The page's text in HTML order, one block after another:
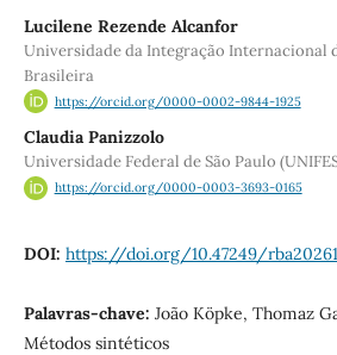
Lucilene Rezende Alcanfor
Universidade da Integração Internacional
Brasileira
https://orcid.org/0000-0002-9844-1925
Claudia Panizzolo
Universidade Federal de São Paulo
https://orcid.org/0000-0003-3693-0165
DOI: https://doi.org/10.47249/
Palavras-chave: João Köpke, Thomaz
Métodos sintéticos